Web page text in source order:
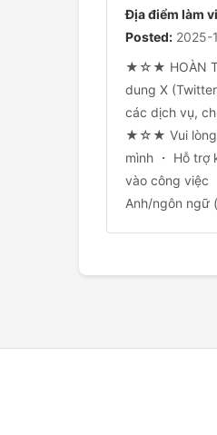
Địa điểm làm
Posted: 2025-
★☆★ HOÀN
dung X
các dịch vụ,
★☆★ Vui lòng
mình ・ Hỗ trợ
vào công việc
Anh/ngôn ngữ